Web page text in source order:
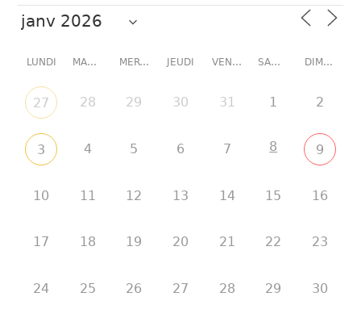
LUNDI MARDI MERCREDI JEUDI VENDREDI SAMEDI DIMANCHE
27 28 29 30 31 1 2
3 4 5 6 7 8 9
10 11 12 13 14 15 16
17 18 19 20 21 22 23
24 25 26 27 28 29 30